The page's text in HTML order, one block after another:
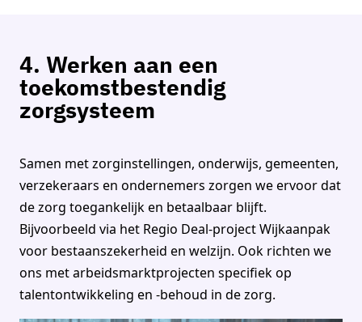
4. Werken aan een
toekomstbestendig
zorgsysteem
Samen met zorginstellingen, onderwijs, gemeenten,
verzekeraars en ondernemers zorgen we ervoor dat
de zorg toegankelijk en betaalbaar blijft.
Bijvoorbeeld via het Regio Deal-project Wijkaanpak
voor bestaanszekerheid en welzijn. Ook richten we
ons met arbeidsmarktprojecten specifiek op
talentontwikkeling en -behoud in de zorg.